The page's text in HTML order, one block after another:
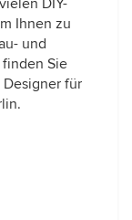
DIY-
Ihnen zu
und
Sie
für